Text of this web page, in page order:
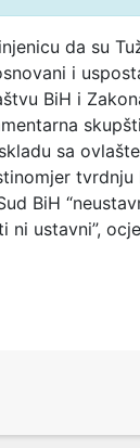
da su
i
BiH i
sa
BiH
ni ustavni”,